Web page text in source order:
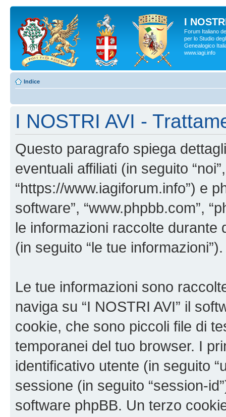
I
Forum Italiano
per lo Studio
Genealogico
www.iagi.info
Indice
I NOSTRI AVI -
Questo paragrafo spiega
eventuali affiliati (in seguito
“https://www.iagiforum.info”) e
software”, “www.phpbb.com”,
le informazioni raccolte durante
(in seguito “le tue informazioni”).
Le tue informazioni sono
naviga su “I NOSTRI AVI” il
cookie, che sono piccoli file di
temporanei del tuo browser. I
identificativo utente (in seguito
sessione (in seguito “session-
software phpBB. Un terzo